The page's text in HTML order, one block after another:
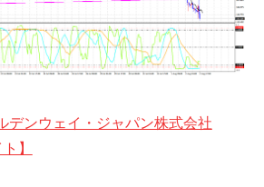
デンウェイ・ジャパン株式会社
】